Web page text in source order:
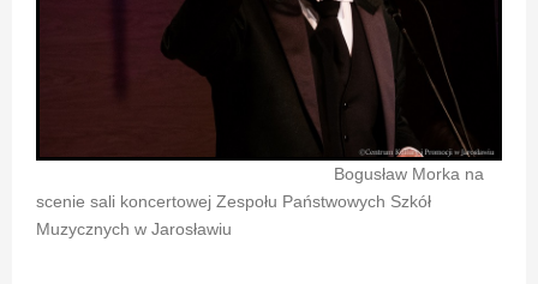
Bogusław Morka na
scenie sali koncertowej Zespołu Państwowych Szkół
Muzycznych w Jarosławiu